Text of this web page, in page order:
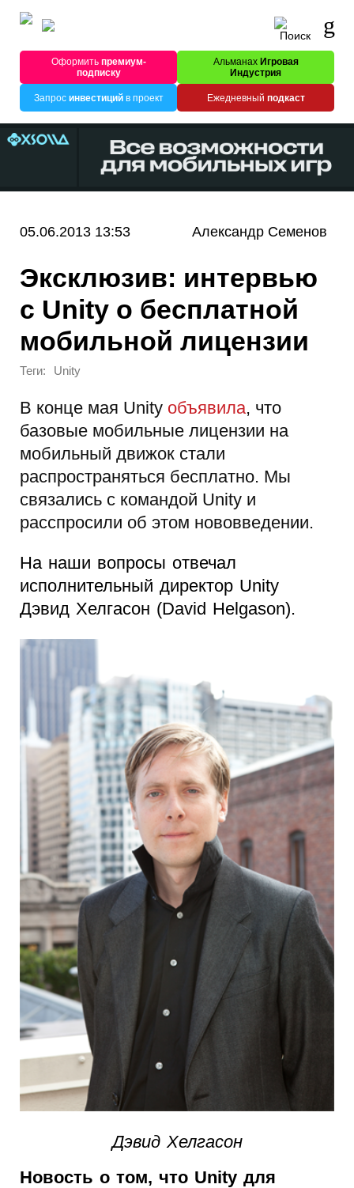
Оформитьпремиум-
подписку
Альманах Игровая
Индустрия
Запрос инвестицийв проект Ежедневный подкаст
05.06.2013 13:53 Александр Семенов
Эксклюзив: интервью
с Unity о бесплатной
мобильной лицензии
Теги: Unity
В конце мая Unity объявила, что
базовые мобильные лицензии на
мобильный движок стали
распространяться бесплатно. Мы
связались с командой Unity и
расспросили об этом нововведении.
На наши вопросы отвечал
исполнительный директор Unity
Дэвид Хелгасон (David Helgason).
Дэвид Хелгасон
Новость о том, что Unity для